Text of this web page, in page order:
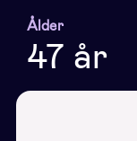
Ålder
47 år